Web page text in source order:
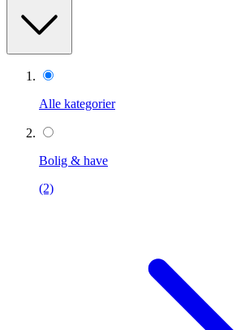
Alle kategorier
Bolig & have
(2)